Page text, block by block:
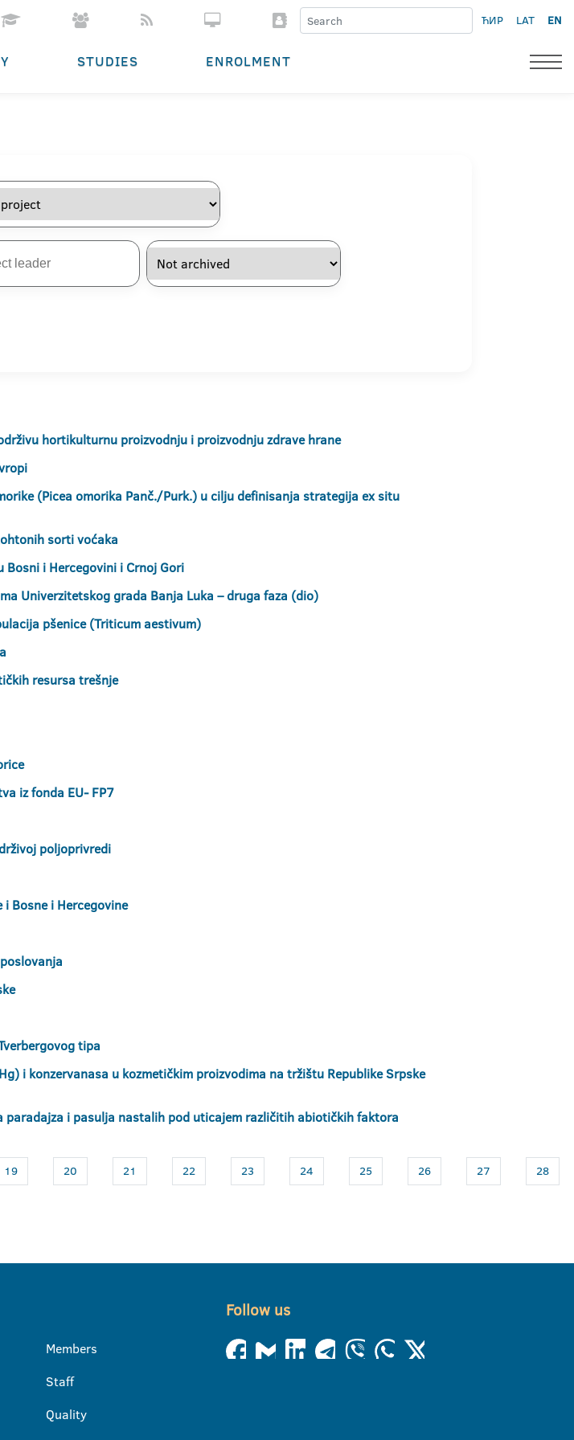
ЋИР LAT EN
STUDIES ENROLMENT
hortikulturnu proizvodnju i proizvodnju zdrave hrane
(Picea omorika Panč./Purk.) u cilju definisanja strategija ex situ
sorti voćaka
i Hercegovini i Crnoj Gori
Univerzitetskog grada Banja Luka – druga faza (dio)
pšenice (Triticum aestivum)
resursa trešnje
iz fonda EU- FP7
poljoprivredi
Bosne i Hercegovine
tipa
i konzervanasa u kozmetičkim proizvodima na tržištu Republike Srpske
i pasulja nastalih pod uticajem različitih abiotičkih faktora
19 20 21 22 23 24 25 26 27 28
Members
Staff
Quality
Follow us